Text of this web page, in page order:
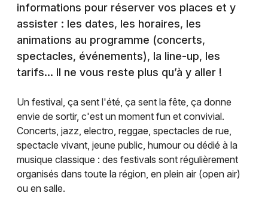
informations pour réserver vos places et y
assister : les dates, les horaires, les
animations au programme (concerts,
spectacles, événements), la line-up, les
tarifs… Il ne vous reste plus qu’à y aller !
Un festival, ça sent l'été, ça sent la fête, ça donne
envie de sortir, c'est un moment fun et convivial.
Concerts, jazz, electro, reggae, spectacles de rue,
spectacle vivant, jeune public, humour ou dédié à la
musique classique : des festivals sont régulièrement
organisés dans toute la région, en plein air (open air)
ou en salle.